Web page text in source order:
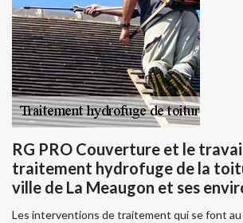
RG PRO Couverture et le
traitement hydrofuge de la
ville de La Meaugon et ses
Les interventions de traitement qui se font